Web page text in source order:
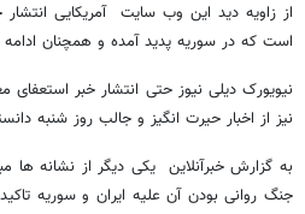
از زاویه دید این وب سایت آمریکایی
است که در سوریه پدید آمده و همچنان ادامه
نیویورک دیلی نیوز حتی انتشار خبر استعفای
نیز از اخبار حیرت انگیز و جالب روز شنبه
به گزارش خبرآنلاین یکی دیگر از نشانه ها
جنگ روانی بودن آن علیه ایران و سوریه